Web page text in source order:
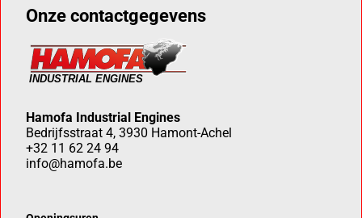
Onze contactgegevens
Hamofa Industrial Engines
Bedrijfsstraat 4, 3930 Hamont-Achel
+32 11 62 24 94
info@hamofa.be